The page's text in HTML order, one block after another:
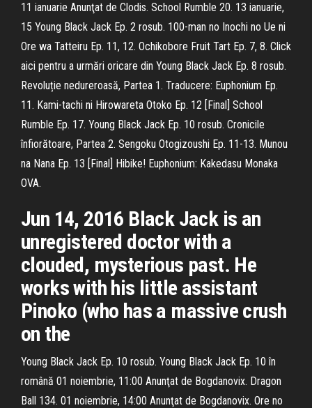
11 ianuarie Anunţat de Clodis. School Rumble 20. 13 ianuarie,
15 Young Black Jack Ep. 2 rosub. 100-man no Inochi no Ue ni
Ore wa Tatteiru Ep. 11, 12. Ochikobore Fruit Tart Ep. 7, 8. Click
aici pentru a urmări oricare din Young Black Jack Ep. 8 rosub.
Revoluție nedureroasă, Partea 1. Traducere: Euphonium Ep.
11. Kami-tachi ni Hirowareta Otoko Ep. 12 [Final] School
Rumble Ep. 17. Young Black Jack Ep. 10 rosub. Cronicile
înfiorătoare, Partea 2. Sengoku Otogizoushi Ep. 11-13. Munou
na Nana Ep. 13 [Final] Hibike! Euphonium: Kakedasu Monaka
OVA.
Jun 14, 2016 Black Jack is an
unregistered doctor with a
clouded, mysterious past. He
works with his little assistant
Pinoko (who has a massive crush
on the
Young Black Jack Ep. 10 rosub. Young Black Jack Ep. 10 în
română 01 noiembrie, 11:00 Anunţat de Bogdanovix. Dragon
Ball 134. 01 noiembrie, 14:00 Anunţat de Bogdanovix. Ore no